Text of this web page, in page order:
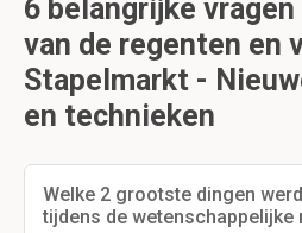
6 belangrijke
van de regenten en
Stapelmarkt -
en technieken
Welke 2 grootste dingen
tijdens de wetenschappelijke